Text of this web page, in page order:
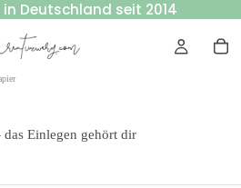
Deutschland seit 2014
Einlegen gehört dir